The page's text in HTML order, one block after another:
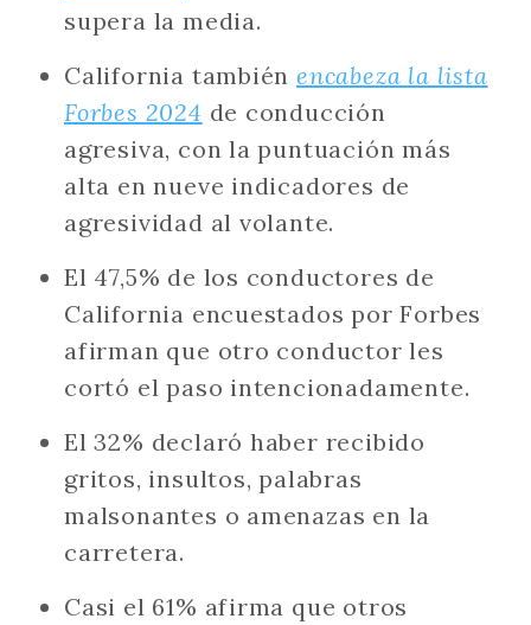
supera la media.
California tambiénencabeza la lista
Forbes 2024 de conducción
agresiva, con la puntuación más
alta en nueve indicadores de
agresividad al volante.
El 47,5% de los conductores de
California encuestados por Forbes
afirman que otro conductor les
cortó el paso intencionadamente.
El 32% declaró haber recibido
gritos, insultos, palabras
malsonantes o amenazas en la
carretera.
Casi el 61% afirma que otros